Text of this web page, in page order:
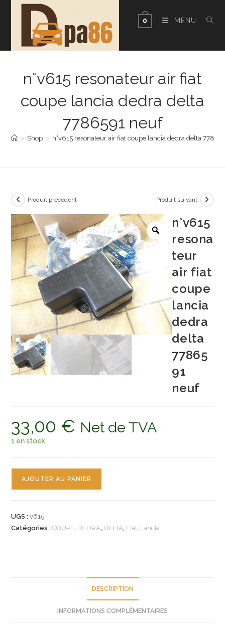
0 MENU
n°v615 resonateur air fiat
coupe lancia dedra delta
7786591 neuf
> Shop > n°v615 resonateur air fiat coupe lancia dedra delta
Produit précédent Produit suivant
n°v615
resona
teur
air fiat
coupe
lancia
dedra
delta
77865
91
neuf
33,00 € Net de TVA
1 en stock
AJOUTER AU PANIER
UGS :v615
Catégories :COUPE, DEDRA, DELTA, Fiat, Lancia
DESCRIPTION
INFORMATIONS COMPLÉMENTAIRES